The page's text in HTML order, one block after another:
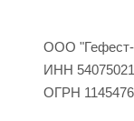
ООО
ИНН
ОГРН